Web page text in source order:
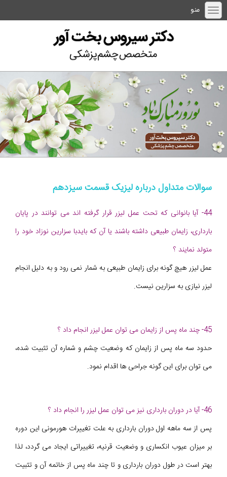
منو
سوالات متداول درباره لیزیک قسمت سیزدهم
44- آیا بانوانی که تحت عمل لیزر قرار گرفته اند می توانند در پایان
بارداری، زایمان طبیعی داشته باشند یا آن که بایدبا سزارین نوزاد خود را
متولد نمایند ؟
عمل لیزر هیچ گونه برای زایمان طبیعی به شمار نمی رود و به دلیل انجام
لیزر نیازی به سزارین نیست.
45- چند ماه پس از زایمان می توان عمل لیزر انجام داد ؟
حدود سه ماه پس از زایمان که وضعیت چشم و شماره آن تثبیت شده،
می توان برای این گونه جراحی ها اقدام نمود.
46- آیا در دوران بارداری نیز می توان عمل لیزر را انجام داد ؟
پس از سه ماهه اول دوران بارداری به علت تغییرات هورمونی این دوره
بر میزان عیوب انکساری و وضعیت قرنیه، تغییراتی ایجاد می گردد، لذا
بهتر است در طول دوران بارداری و تا چند ماه پس از خاتمه آن و تثبیت